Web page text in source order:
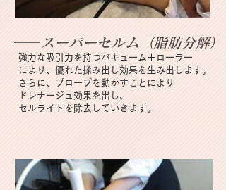
スーパーセルム（脂肪分解）
強力な吸引力を持つバキューム＋ローラー
により、優れた揉み出し効果を生み出します。
さらに、プローブを動かすことにより
ドレナージュ効果を出し、
セルライトを除去していきます。